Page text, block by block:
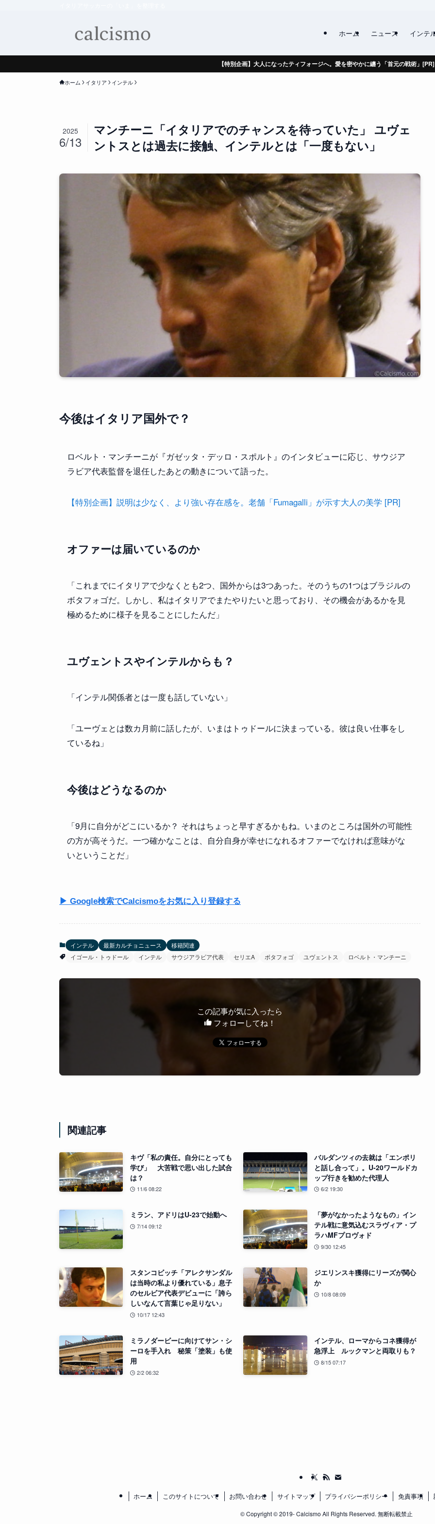
ホーム ニュース インテ
【特別企画】大人になったティフォージへ。愛を密やかに纏う「首元の戦術」[PR]
ホーム イタリア インテル
マンチーニ「イタリアでのチャンスを待っていた」 ユヴェ
ントスとは過去に接触、インテルとは「一度もない」
2025
6/13
今後はイタリア国外で？
ロベルト・マンチーニが『ガゼッタ・デッロ・スポルト』のインタビューに応じ、サウジア
ラビア代表監督を退任したあとの動きについて語った。
【特別企画】説明は少なく、より強い存在感を。老舗「Fumagalli」が示す大人の美学 [PR]
オファーは届いているのか
「これまでにイタリアで少なくとも2つ、国外からは3つあった。そのうちの1つはブラジルの
ボタフォゴだ。しかし、私はイタリアでまたやりたいと思っており、その機会があるかを見
極めるために様子を見ることにしたんだ」
ユヴェントスやインテルからも？
「インテル関係者とは一度も話していない」
「ユーヴェとは数カ月前に話したが、いまはトゥドールに決まっている。彼は良い仕事をし
ているね」
今後はどうなるのか
「9月に自分がどこにいるか？ それはちょっと早すぎるかもね。いまのところは国外の可能性
の方が高そうだ。一つ確かなことは、自分自身が幸せになれるオファーでなければ意味がな
いということだ」
▶ Google検索でCalcismoをお気に入り登録する
インテル 最新カルチョニュース
移籍関連
イゴール・トゥドール
インテル サウジアラビア代表 セリエA ボタフォゴ ユヴェントス ロベルト・マンチーニ
この記事が気に入ったら
フォローしてね！
関連記事
キヴ「私の責任。自分にとっても
学び」 大苦戦で思い出した試合
は？
11/6 08:22
バルダンツィの去就は「エンポリ
と話し合って」。U-20ワールドカ
ップ行きを勧めた代理人
6/2 19:30
ミラン、アドリはU-23で始動へ
7/14 09:12
「夢がなかったようなもの」イン
テル戦に意気込むスラヴィア・プ
ラハMFプロヴォド
9/30 12:45
スタンコビッチ「アレクサンダル
は当時の私より優れている」息子
のセルビア代表デビューに「誇ら
しいなんて言葉じゃ足りない」
10/17 12:43
ジエリンスキ獲得にリーズが関心
か
10/8 08:09
ミラノダービーに向けてサン・シ
ーロを手入れ 秘策「塗装」も使
用
2/2 06:32
インテル、ローマからコネ獲得が
急浮上 ルックマンと両取りも？
8/15 07:17
ホーム このサイトについて お問い合わせ サイトマップ プライバシーポリシー 免責事項
©Copyright © 2019- Calcismo All Rights Reserved. 無断転載禁止